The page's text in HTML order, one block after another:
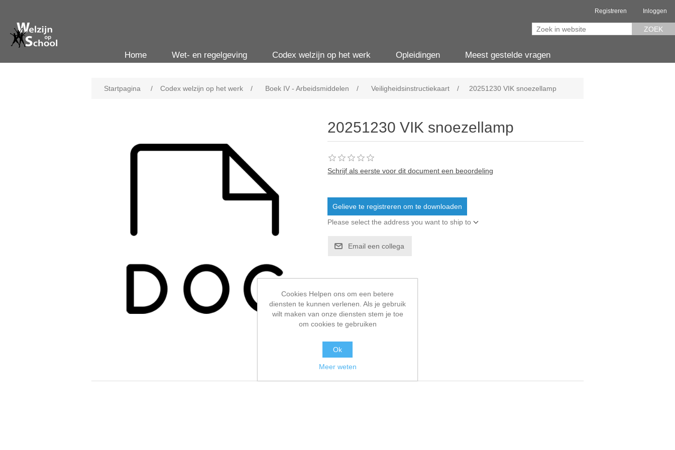
Registreren Inloggen
ZOEK
Home Wet- en regelgeving Codex welzijn op het werk Opleidingen Meest gestelde vragen
Startpagina / Codex welzijn op het werk / Boek IV - Arbeidsmiddelen / Veiligheidsinstructiekaart / 20251230 VIK snoezellamp
20251230 VIK snoezellamp
Schrijf als eerste voor dit document een beoordeling
Gelieve te registreren om te downloaden
Please select the address you want to ship to
Email een collega
Cookies Helpen ons om een betere
diensten te kunnen verlenen. Als je gebruik
wilt maken van onze diensten stem je toe
om cookies te gebruiken
Ok
Meer weten